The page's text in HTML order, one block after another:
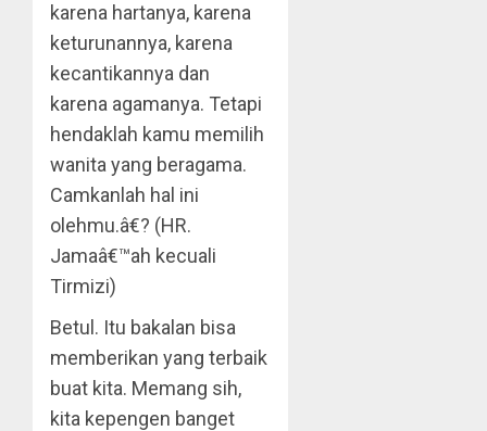
karena hartanya, karena
keturunannya, karena
kecantikannya dan
karena agamanya. Tetapi
hendaklah kamu memilih
wanita yang beragama.
Camkanlah hal ini
olehmu.â€? (HR.
Jamaâ€™ah kecuali
Tirmizi)
Betul. Itu bakalan bisa
memberikan yang terbaik
buat kita. Memang sih,
kita kepengen banget